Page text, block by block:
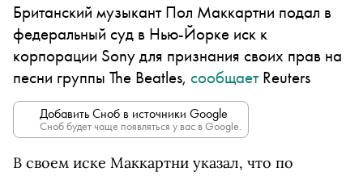
Британский музыкант Пол Маккартни подал в
федеральный суд в Нью-Йорке иск к
корпорации Sony для признания своих прав на
песни группы The Beatles, сообщаетReuters
Добавить Сноб в источники Google
Сноб будет чаще появляться у вас в Google.
В своем иске Маккартни указал, что по